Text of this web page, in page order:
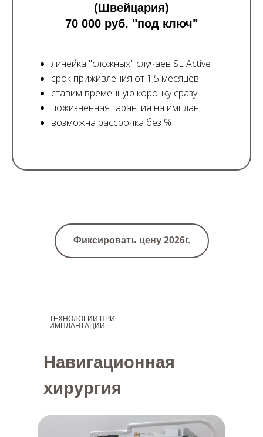
(Швейцария)
70 000 руб. "под ключ"
линейка "сложных" случаев SL Active
срок приживления от 1,5 месяцев
ставим временную коронку сразу
пожизненная гарантия на имплант
возможна рассрочка без %
Фиксировать цену 2026г.
ТЕХНОЛОГИИ ПРИ
ИМПЛАНТАЦИИ
Навигационная
хирургия
УЛЫБКИ ПАЦИЕНТОВ